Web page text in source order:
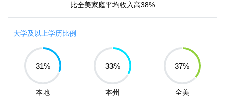
比全美家庭平均收入高38%
大学及以上学历比例
31%
本地
33%
本州
37%
全美